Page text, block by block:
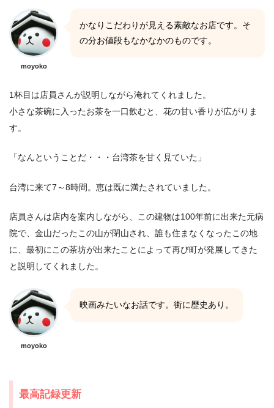
moyoko
かなりこだわりが見える素敵なお店です。そ
の分お値段もなかなかのものです。
1杯目は店員さんが説明しながら淹れてくれました。
小さな茶碗に入ったお茶を一口飲むと、花の甘い香りが広がりま
す。
「なんということだ・・・台湾茶を甘く見ていた」
台湾に来て7～8時間。恵は既に満たされていました。
店員さんは店内を案内しながら、この建物は100年前に出来た元病
院で、金山だったこの山が閉山され、誰も住まなくなったこの地
に、最初にこの茶坊が出来たことによって再び町が発展してきた
と説明してくれました。
moyoko
映画みたいなお話です。街に歴史あり。
最高記録更新